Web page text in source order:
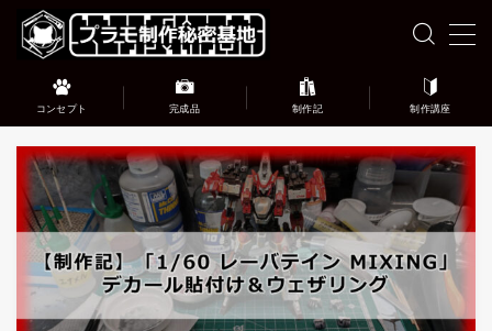
MENU
このブログについて
完成品ギャラリー
プラモデル制作記録
コンセプト 完成品 制作記 制作講座